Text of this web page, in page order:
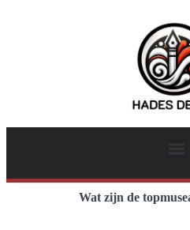
Wat zijn de